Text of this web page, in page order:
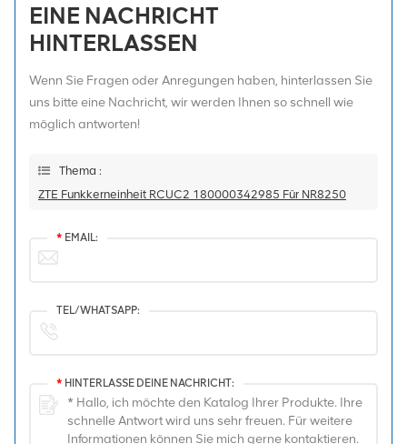
EINE NACHRICHT
HINTERLASSEN
Wenn Sie Fragen oder Anregungen haben, hinterlassen Sie
uns bitte eine Nachricht, wir werden Ihnen so schnell wie
möglich antworten!
Thema :
ZTE Funkkerneinheit RCUC2 180000342985 Für NR8250
* EMAIL:
TEL/WHATSAPP:
* HINTERLASSE DEINE NACHRICHT: